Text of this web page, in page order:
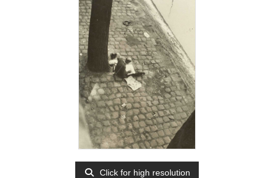
Click for high resolution